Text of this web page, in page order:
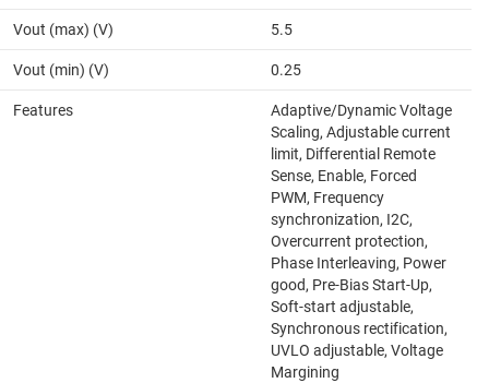
Vout (max) (V) 5.5
Vout (min) (V) 0.25
Features
Adaptive/Dynamic Voltage
Scaling, Adjustable current
limit, Differential Remote
Sense, Enable, Forced
PWM, Frequency
synchronization, I2C,
Overcurrent protection,
Phase Interleaving, Power
good, Pre-Bias Start-Up,
Soft-start adjustable,
Synchronous rectification,
UVLO adjustable, Voltage
Margining